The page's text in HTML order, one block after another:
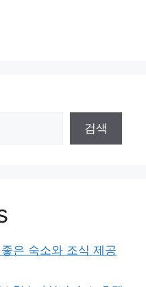
검색
은 숙소와 조식 제공